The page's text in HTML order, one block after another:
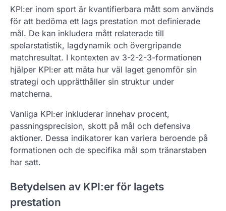
KPI:er inom sport är kvantifierbara mått som används
för att bedöma ett lags prestation mot definierade
mål. De kan inkludera mått relaterade till
spelarstatistik, lagdynamik och övergripande
matchresultat. I kontexten av 3-2-2-3-formationen
hjälper KPI:er att mäta hur väl laget genomför sin
strategi och upprätthåller sin struktur under
matcherna.
Vanliga KPI:er inkluderar innehav procent,
passningsprecision, skott på mål och defensiva
aktioner. Dessa indikatorer kan variera beroende på
formationen och de specifika mål som tränarstaben
har satt.
Betydelsen av KPI:er för lagets
prestation